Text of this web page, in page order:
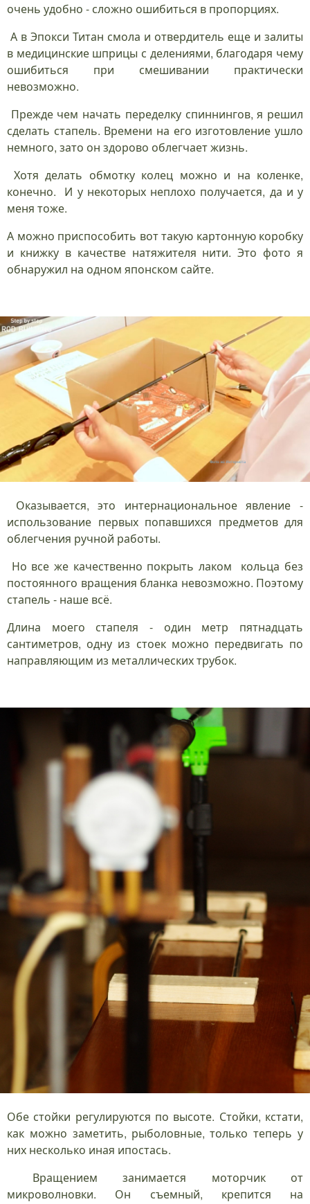
очень удобно - сложно ошибиться в пропорциях.
А в Эпокси Титан смола и отвердитель еще и залиты
в медицинские шприцы с делениями, благодаря чему
ошибиться при смешивании практически
невозможно.
Прежде чем начать переделку спиннингов, я решил
сделать стапель. Времени на его изготовление ушло
немного, зато он здорово облегчает жизнь.
Хотя делать обмотку колец можно и на коленке,
конечно. И у некоторых неплохо получается, да и у
меня тоже.
А можно приспособить вот такую картонную коробку
и книжку в качестве натяжителя нити. Это фото я
обнаружил на одном японском сайте.
Оказывается, это интернациональное явление -
использование первых попавшихся предметов для
облегчения ручной работы.
Но все же качественно покрыть лаком кольца без
постоянного вращения бланка невозможно. Поэтому
стапель - наше всё.
Длина моего стапеля - один метр пятнадцать
сантиметров, одну из стоек можно передвигать по
направляющим из металлических трубок.
Обе стойки регулируются по высоте. Стойки, кстати,
как можно заметить, рыболовные, только теперь у
них несколько иная ипостась.
Вращением занимается моторчик от
микроволновки. Он съемный, крепится на